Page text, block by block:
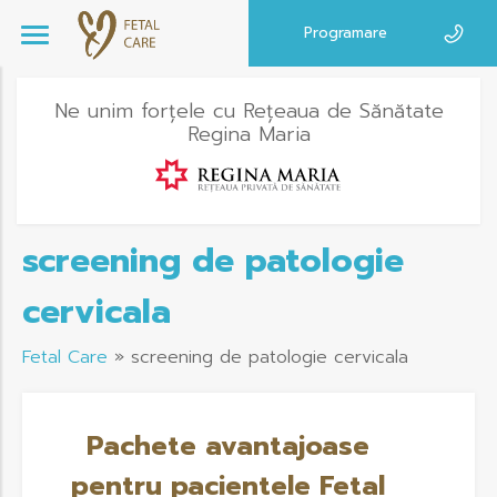
Programare
Ne unim forțele cu Rețeaua de Sănătate
Regina Maria
screening de patologie
cervicala
Fetal Care » screening de patologie cervicala
Pachete avantajoase
pentru pacientele Fetal